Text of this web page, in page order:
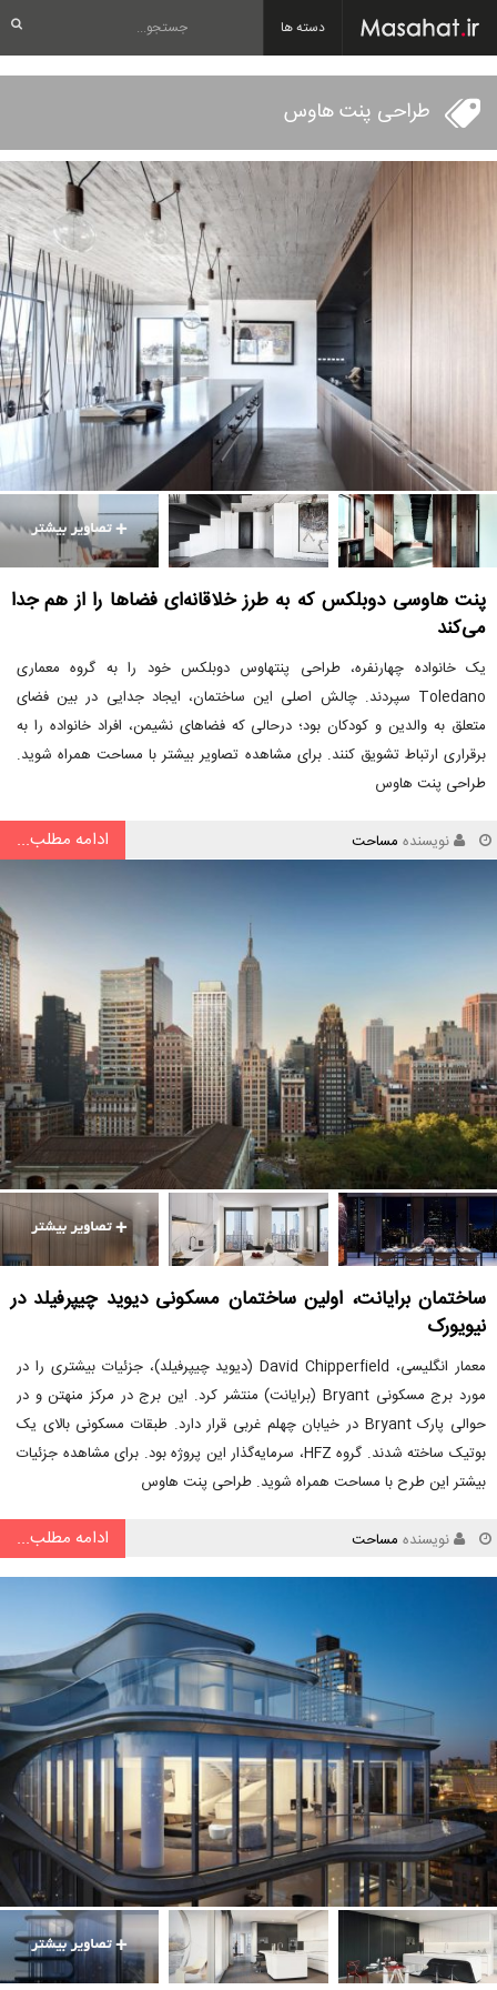
دسته ها
طراحی پنت هاوس
پنت هاوسی دوبلکس که به طرز خلاقانه‌ای فضاها را از هم جدا
می‌کند
یک خانواده چهارنفره، طراحی پنتهاوس دوبلکس خود را به گروه معماری
Toledano سپردند. چالش اصلی این ساختمان، ایجاد جدایی در بین فضای
متعلق به والدین و کودکان بود؛ درحالی که فضاهای نشیمن، افراد خانواده را به
برقراری ارتباط تشویق کنند. برای مشاهده تصاویر بیشتر با مساحت همراه شوید.
طراحی پنت هاوس
نویسنده مساحت ادامه مطلب...
ساختمان برایانت، اولین ساختمان مسکونی دیوید چیپرفیلد در
نیویورک
معمار انگلیسی، David Chipperfield (دیوید چیپرفیلد)، جزئیات بیشتری را در
مورد برج مسکونی Bryant (برایانت) منتشر کرد. این برج در مرکز منهتن و در
حوالی پارک Bryant در خیابان چهلم غربی قرار دارد. طبقات مسکونی بالای یک
بوتیک ساخته شدند. گروه HFZ، سرمایه‌گذار این پروژه بود. برای مشاهده جزئیات
بیشتر این طرح با مساحت همراه شوید. طراحی پنت هاوس
نویسنده مساحت ادامه مطلب...